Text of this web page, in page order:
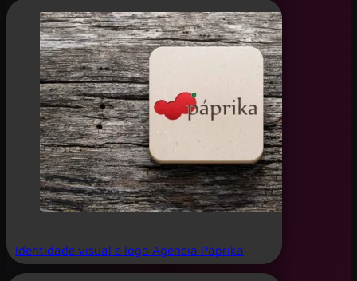
Identidade visual e logo Agência Páprika